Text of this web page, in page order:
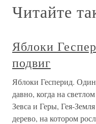
Читайте
Яблоки
подвиг
Яблоки Гесперид.
давно, когда на
Зевса и Геры, Гея-
дерево, на котором